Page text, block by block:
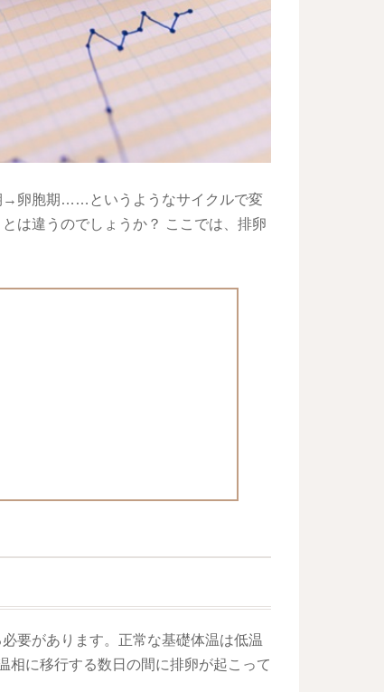
→卵胞期……というようなサイクルで変
は違うのでしょうか？ ここでは、排卵
要があります。正常な基礎体温は低温
相に移行する数日の間に排卵が起こって